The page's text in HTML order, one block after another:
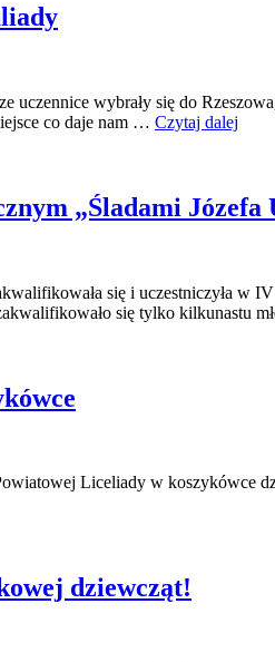
wybrały się do
co daje nam … Czytaj dalej
„Śladami Józefa
się i uczestniczyła
się tylko kilkunastu
Liceliady w koszykówce
dziewcząt!